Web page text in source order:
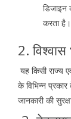
डिजाइन
करता है।
2.
यह किसी राज्य
के विभिन्न
जानकारी की